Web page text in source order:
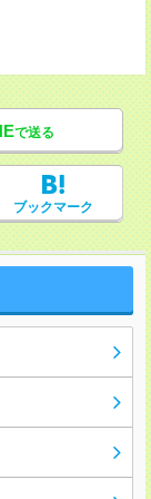
で送る
ブックマーク